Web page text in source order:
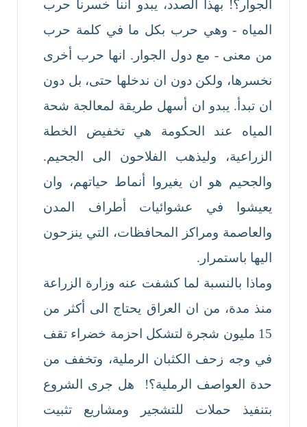
الجوار؟! بهذا الصدد، يبدو اننا خسرنا حرب
المياه - وهي حرب بكل ما في كلمة حرب
من معنى - مع دول الجوار. انها حرب أخرى
نخسرها، ولكن دون ان ندخلها حتى، بل دون
ان تبدأ. يبدو ان أسهل طريقة لمعالجة شحة
المياه عند الحكومة هي تخفيض الخطة
الزراعية، وليذهب الفلاحون الى الجحيم.
والجحيم هو ان يغيروا أنماط حياتهم، وان
يعيشوا في عشوائيات أطراف المدن
والعاصمة ومراكز المحافظات، التي ينزحون
اليها باستمرار.
وماذا بالنسبة لما كشفت عنه وزارة الزراعة
منذ مدة، من ان العراق يحتاج الى أكثر من
15 مليون شجرة لتشكل احزمة خضراء تقف
في وجه زحف الكثبان الرملية، وتخفف من
حدة العواصف الرملية؟! هل جرى الشروع
بتنفيذ حملات للتشجير ومشاريع تثبيت